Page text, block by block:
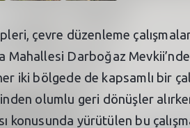
çevre düzenleme
Darboğaz
iki bölgede de kapsamlı bir
olumlu geri dönüşler
konusunda yürütülen bu